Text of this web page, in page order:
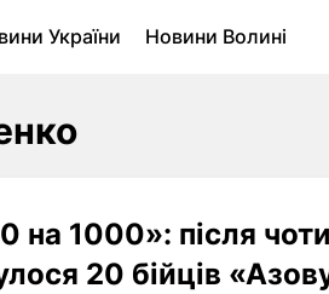
України
Новини Волині
на 1000»: після
20 бійців